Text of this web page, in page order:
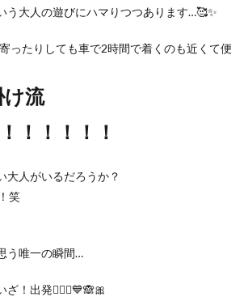
う大人の遊びにハマりつつあります…🥰✨
ったりしても車で2時間で着くのも近くて便
け流
！！！！！
大人がいるだろうか？
笑
う唯一の瞬間…
！出発🧚🏻‍♀️💙🙈🎀